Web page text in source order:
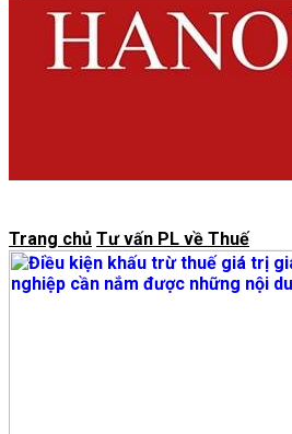
Trang chủ Tư vấn PL về Thuế